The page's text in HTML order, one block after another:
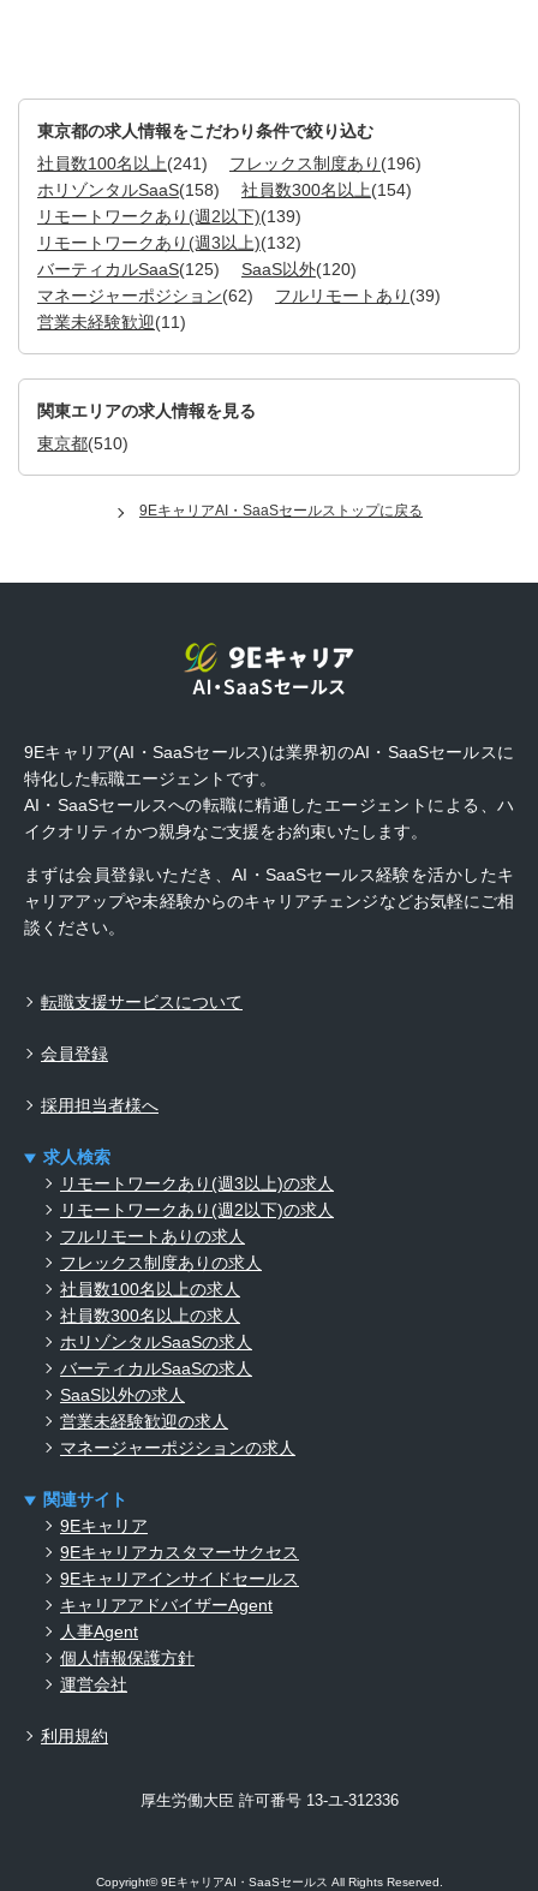
東京都の求人情報をこだわり条件で絞り込む
社員数100名以上(241) フレックス制度あり (196)
ホリゾンタルSaaS(158) 社員数300名以上(154)
リモートワークあり(週2以下)(139)
リモートワークあり(週3以上)(132)
バーティカルSaaS(125) SaaS以外(120)
マネージャーポジション(62) フルリモートあり (39)
営業未経験歓迎(11)
関東エリアの求人情報を見る
東京都(510)
9EキャリアAI・SaaSセールストップに戻る
9Eキャリア(AI・SaaSセールス)は業界初のAI・SaaSセールスに
特化した転職エージェントです。
AI・SaaSセールスへの転職に精通したエージェントによる、ハ
イクオリティかつ親身なご支援をお約束いたします。
まずは会員登録いただき、AI・SaaSセールス経験を活かしたキ
ャリアアップや未経験からのキャリアチェンジなどお気軽にご相
談ください。
転職支援サービスについて
会員登録
採用担当者様へ
求人検索
リモートワークあり(週3以上)の求人
リモートワークあり(週2以下)の求人
フルリモートありの求人
フレックス制度ありの求人
社員数100名以上の求人
社員数300名以上の求人
ホリゾンタルSaaSの求人
バーティカルSaaSの求人
SaaS以外の求人
営業未経験歓迎の求人
マネージャーポジションの求人
関連サイト
9Eキャリア
9Eキャリアカスタマーサクセス
9Eキャリアインサイドセールス
キャリアアドバイザーAgent
人事Agent
個人情報保護方針
運営会社
利用規約
厚生労働大臣 許可番号 13-ユ-312336
Copyright© 9EキャリアAI・SaaSセールス All Rights Reserved.